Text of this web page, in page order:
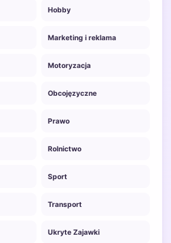
Hobby
Marketing i reklama
Motoryzacja
Obcojęzyczne
Prawo
Rolnictwo
Sport
Transport
Ukryte Zajawki